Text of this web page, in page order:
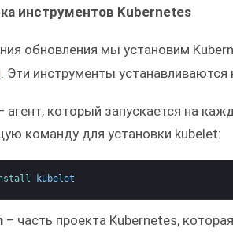
инструментов Kubernetes
обновления мы установим
. Эти инструменты
агент, который запускается на
команду для установки kubelet:
kubelet
– часть проекта Kubernetes,